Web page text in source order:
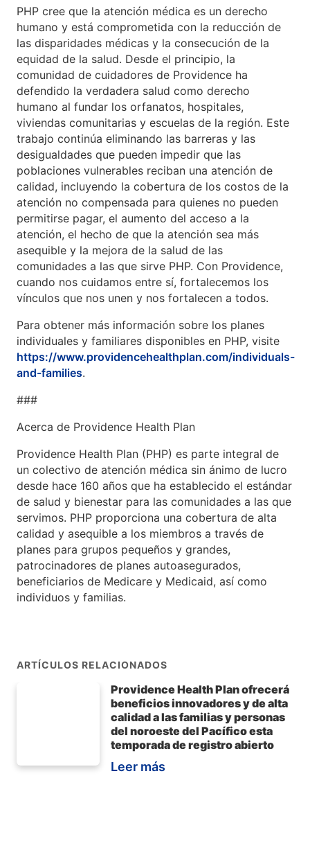
PHP cree que la atención médica es un derecho
humano y está comprometida con la reducción de
las disparidades médicas y la consecución de la
equidad de la salud. Desde el principio, la
comunidad de cuidadores de Providence ha
defendido la verdadera salud como derecho
humano al fundar los orfanatos, hospitales,
viviendas comunitarias y escuelas de la región. Este
trabajo continúa eliminando las barreras y las
desigualdades que pueden impedir que las
poblaciones vulnerables reciban una atención de
calidad, incluyendo la cobertura de los costos de la
atención no compensada para quienes no pueden
permitirse pagar, el aumento del acceso a la
atención, el hecho de que la atención sea más
asequible y la mejora de la salud de las
comunidades a las que sirve PHP. Con Providence,
cuando nos cuidamos entre sí, fortalecemos los
vínculos que nos unen y nos fortalecen a todos.
Para obtener más información sobre los planes
individuales y familiares disponibles en PHP, visite
https://www.providencehealthplan.com/individuals-
and-families.
###
Acerca de Providence Health Plan
Providence Health Plan (PHP) es parte integral de
un colectivo de atención médica sin ánimo de lucro
desde hace 160 años que ha establecido el estándar
de salud y bienestar para las comunidades a las que
servimos. PHP proporciona una cobertura de alta
calidad y asequible a los miembros a través de
planes para grupos pequeños y grandes,
patrocinadores de planes autoasegurados,
beneficiarios de Medicare y Medicaid, así como
individuos y familias.
ARTÍCULOS RELACIONADOS
Providence Health Plan ofrecerá
beneficios innovadores y de alta
calidad a las familias y personas
del noroeste del Pacífico esta
temporada de registro abierto
Leer más